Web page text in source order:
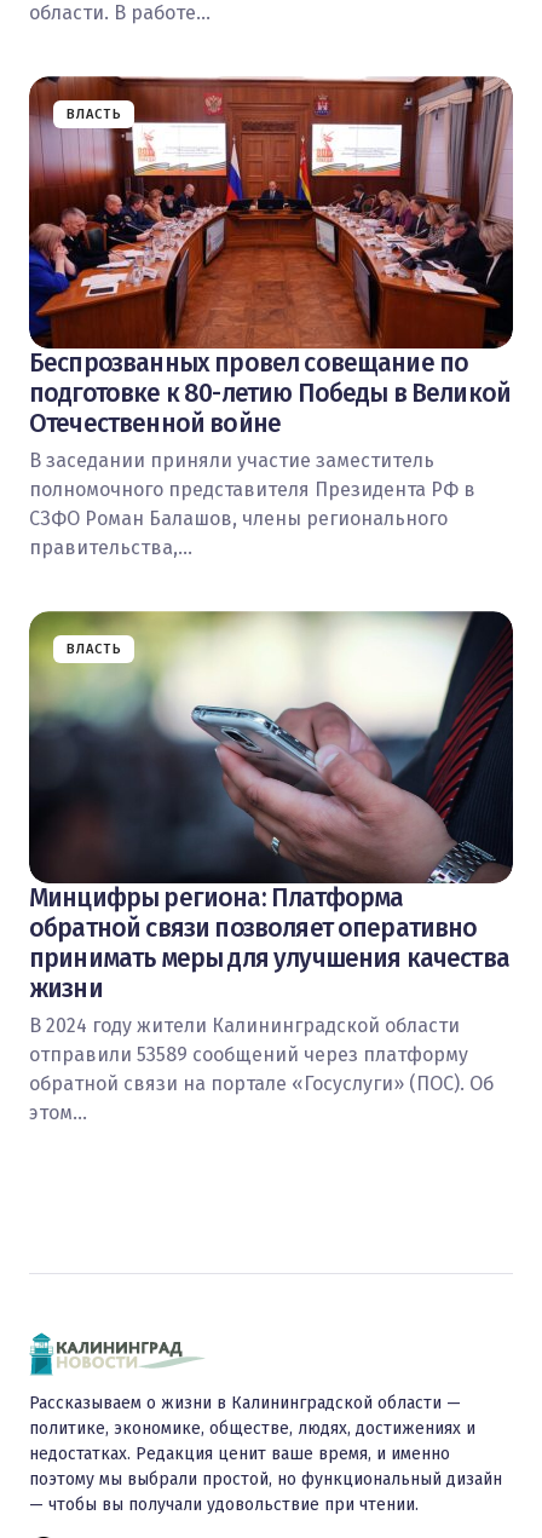
области. В работе…
ВЛАСТЬ
Беспрозванных провел совещание по
подготовке к 80-летию Победы в Великой
Отечественной войне
В заседании приняли участие заместитель
полномочного представителя Президента РФ в
СЗФО Роман Балашов, члены регионального
правительства,…
ВЛАСТЬ
Минцифры региона: Платформа
обратной связи позволяет оперативно
принимать меры для улучшения качества
жизни
В 2024 году жители Калининградской области
отправили 53589 сообщений через платформу
обратной связи на портале «Госуслуги» (ПОС). Об
этом…
Рассказываем о жизни в Калининградской области —
политике, экономике, обществе, людях, достижениях и
недостатках. Редакция ценит ваше время, и именно
поэтому мы выбрали простой, но функциональный дизайн
— чтобы вы получали удовольствие при чтении.